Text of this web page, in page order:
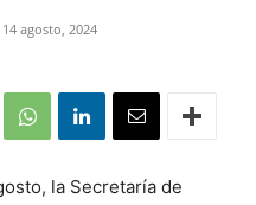
14 agosto, 2024
la Secretaría de